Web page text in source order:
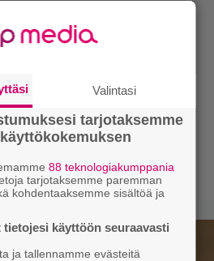
paras
–
Valintasi
tarjotaksemme
88 teknologiakumppania
tarjotaksemme paremman
kohdentaaksemme sisältöä ja
käyttöön seuraavasti
ja tallennamme evästeitä